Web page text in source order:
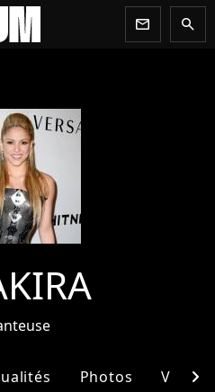
newsletter search
Photos Vidéos
chevron_right